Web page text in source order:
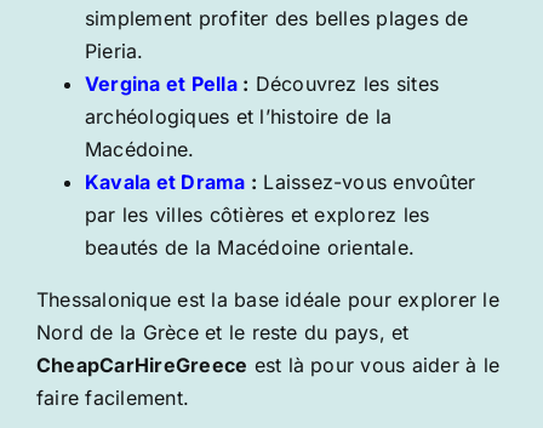
simplement profiter des belles plages de
Pieria.
Vergina et Pella: Découvrez les sites
archéologiques et l’histoire de la
Macédoine.
Kavala et Drama : Laissez-vous envoûter
par les villes côtières et explorez les
beautés de la Macédoine orientale.
Thessalonique est la base idéale pour explorer le
Nord de la Grèce et le reste du pays, et
CheapCarHireGreece est là pour vous aider à le
faire facilement.